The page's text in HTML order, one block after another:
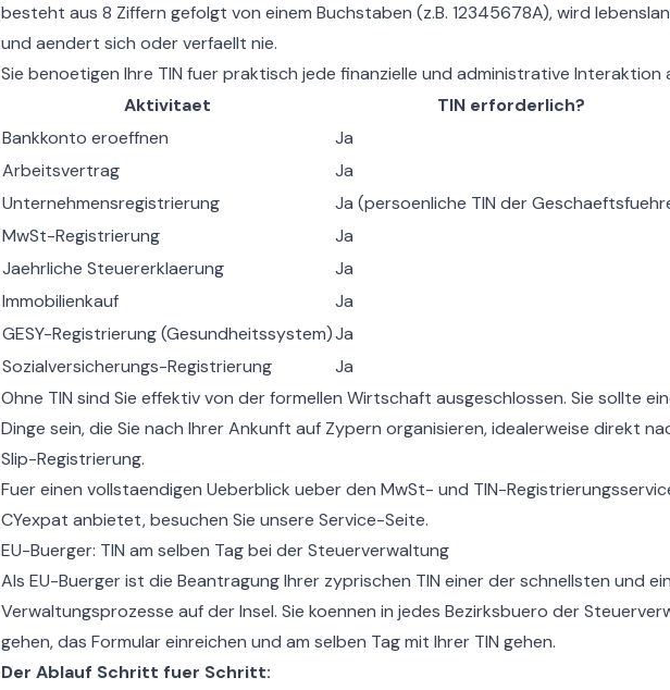
besteht aus 8 Ziffern gefolgt von einem Buchstaben (z.B. 12345678A), wird
und aendert sich oder verfaellt nie.
Sie benoetigen Ihre TIN fuer praktisch jede finanzielle und administrative Interaktion
Aktivitaet
TIN erforderlich?
Bankkonto eroeffnen
Ja
Arbeitsvertrag
Ja
Unternehmensregistrierung
Ja (persoenliche TIN der
MwSt-Registrierung
Ja
Jaehrliche Steuererklaerung
Ja
Immobilienkauf
Ja
GESY-Registrierung (Gesundheitssystem)Ja
Sozialversicherungs-Registrierung
Ja
Ohne TIN sind Sie effektiv von der formellen Wirtschaft ausgeschlossen. Sie sollte
Dinge sein, die Sie nach Ihrer Ankunft auf Zypern organisieren, idealerweise direkt
Slip-Registrierung.
Fuer einen vollstaendigen Ueberblick ueber den MwSt- und TIN-
CYexpat anbietet, besuchen Sie unsere Service-Seite.
EU-Buerger: TIN am selben Tag bei der Steuerverwaltung
Als EU-Buerger ist die Beantragung Ihrer zyprischen TIN einer der schnellsten und
Verwaltungsprozesse auf der Insel. Sie koennen in jedes Bezirksbuero der
gehen, das Formular einreichen und am selben Tag mit Ihrer TIN gehen.
Der Ablauf Schritt fuer Schritt: